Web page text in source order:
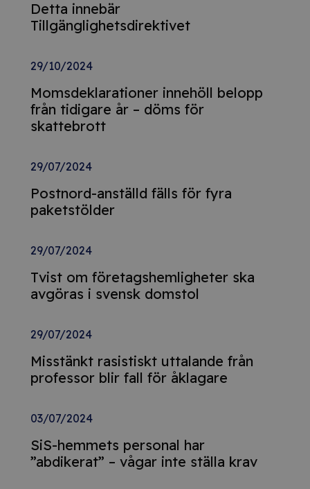
Detta innebär
Tillgänglighetsdirektivet
29/10/2024
Momsdeklarationer innehöll belopp
från tidigare år – döms för
skattebrott
29/07/2024
Postnord-anställd fälls för fyra
paketstölder
29/07/2024
Tvist om företagshemligheter ska
avgöras i svensk domstol
29/07/2024
Misstänkt rasistiskt uttalande från
professor blir fall för åklagare
03/07/2024
SiS-hemmets personal har
”abdikerat” – vågar inte ställa krav